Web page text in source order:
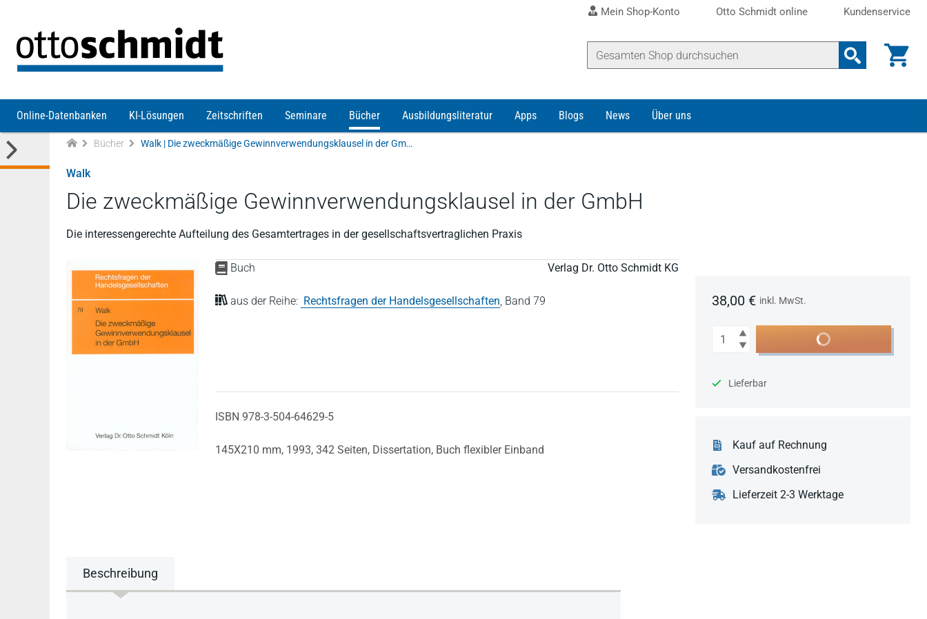
Mein Shop-Konto Otto Schmidt online Kundenservice
Online-Datenbanken KI-Lösungen Zeitschriften Seminare Bücher Ausbildungsliteratur Apps Blogs News Über uns
Bücher Walk | Die zweckmäßige Gewinnverwendungsklausel in der GmbH
Walk
Die zweckmäßige Gewinnverwendungsklausel in der GmbH
Die interessengerechte Aufteilung des Gesamtertrages in der gesellschaftsvertraglichen Praxis
Buch Verlag Dr. Otto Schmidt KG
aus der Reihe: Rechtsfragen der Handelsgesellschaften, Band 79
ISBN 978-3-504-64629-5
145X210 mm, 1993, 342 Seiten, Dissertation, Buch flexibler Einband
38,00 € inkl. MwSt.
Anzahl In den Warenkorb
Lieferbar
Kauf auf Rechnung
Versandkostenfrei
Lieferzeit 2-3 Werktage
Beschreibung